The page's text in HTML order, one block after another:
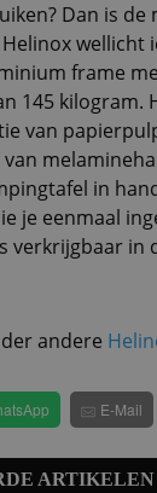
Dan is
wellicht
frame
145 kilogram.
van
in
je eenmaal
verkrijgbaar in
andere
E-Mail
ARTIKELEN